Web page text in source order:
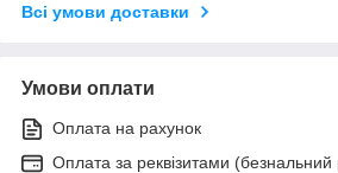
Всі умови доставки
Умови оплати
Оплата на рахунок
Оплата за реквізитами